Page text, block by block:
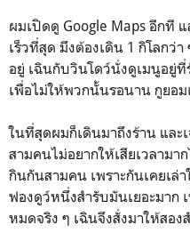
ผมเปิดดู Google Maps อีกที
เร็วที่สุด มึงต้องเดิน 1 กิโลกว่
อยู่ เฉินกับวินโดว์นั่งดูเมนูอยู่
เพื่อไม่ให้พวกนั้นรอนาน กูยอม
ในที่สุดผมก็เดินมาถึงร้าน และ
สามคนไม่อยากให้เสียเวลามา
กินกันสามคน เพราะกันเคยเล่
ฟองดูว์หนึ่งสำรับมันเยอะมาก
หมดจริง ๆ เฉินจึงสั่งมาให้สอ